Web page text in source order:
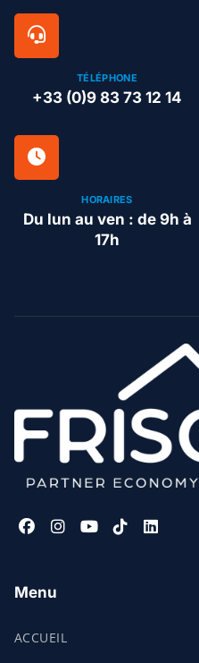
TÉLÉPHONE
+33 (0)9 83 73 12 14
HORAIRES
Du lun au ven : de 9h à
17h
Menu
ACCUEIL